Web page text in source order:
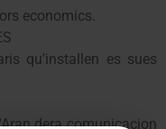
economics.
qu'installen es sues
dera comunicacion